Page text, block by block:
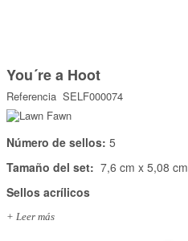
Top Ventas
Temática
comienzo
de
la
galería
de
imágenes
You´re a Hoot
Referencia SELF000074
Número de sellos: 5
Tamaño del set: 7,6 cm x 5,08 cm
Sellos acrílicos
+ Leer más